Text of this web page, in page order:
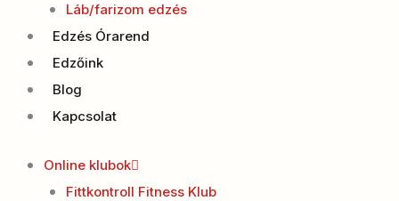
Láb/farizom edzés
Edzés Órarend
Edzőink
Blog
Kapcsolat
Online klubok
Fittkontroll Fitness Klub